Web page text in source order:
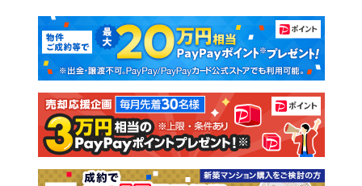
新築マンション 中古マンション
新築一戸建て 中古一戸建て
注文住宅 土地
売却査定
マンションカタログ 教えて！住まいの先生